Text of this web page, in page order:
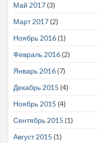
Май 2017(3)
Март 2017(2)
Ноябрь 2016(1)
Февраль 2016(2)
Январь 2016(7)
Декабрь 2015 (4)
Ноябрь 2015 (4)
Сентябрь 2015 (1)
Август 2015 (1)